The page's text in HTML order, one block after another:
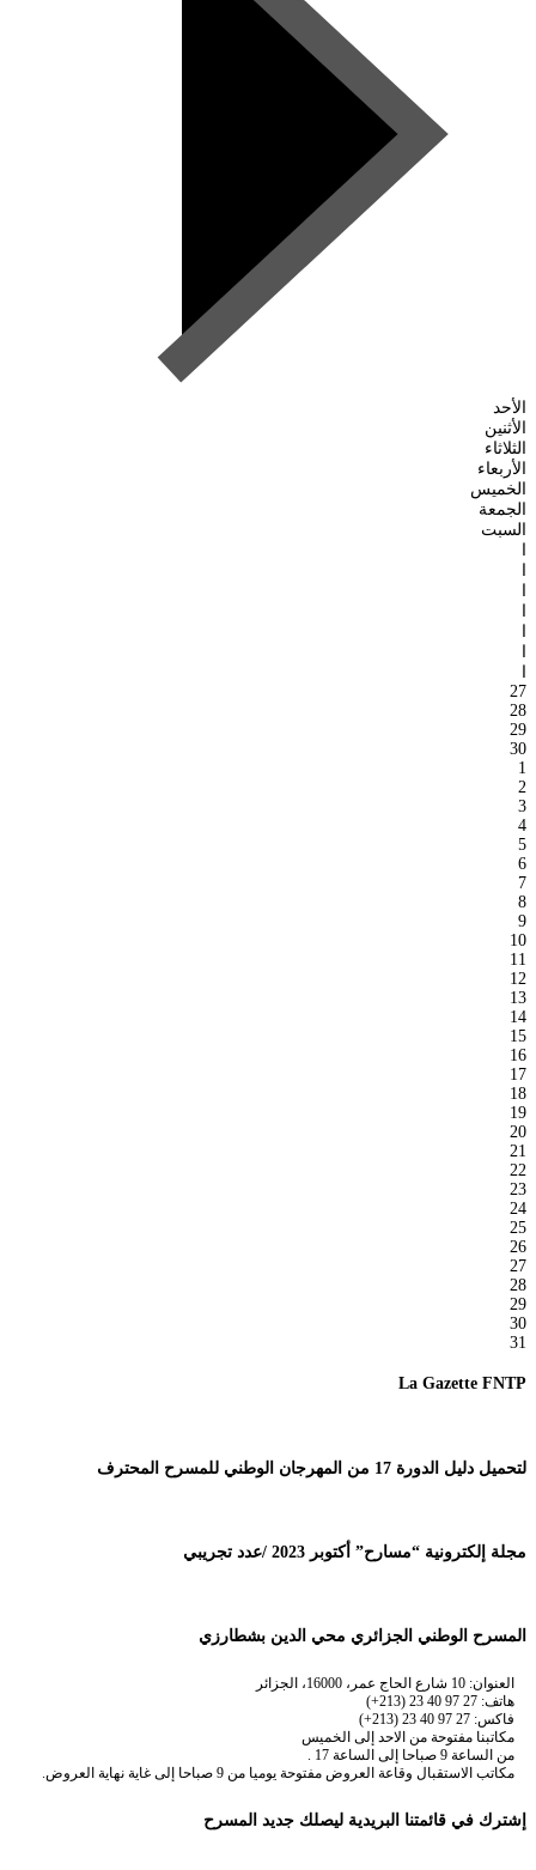
الأحد
الأثنين
الثلاثاء
الأربعاء
الخميس
الجمعة
السبت
27
28
29
30
1
2
3
4
5
6
7
8
9
10
11
12
13
14
15
16
17
18
19
20
21
22
23
24
25
26
27
28
29
30
31
La Gazette FNTP
لتحميل دليل الدورة 17 من المهرجان الوطني للمسرح المحترف
مجلة إلكترونية “مسارح” أكتوبر 2023 /عدد تجريبي
المسرح الوطني الجزائري محي الدين بشطارزي
العنوان: 10 شارع الحاج عمر، 16000، الجزائر
هاتف: 27 97 40 23 (213+)
فاكس: 27 97 40 23 (213+)
مكاتبنا مفتوحة من الاحد إلى الخميس
من الساعة 9 صباحا إلى الساعة 17 .
مكاتب الاستقبال وقاعة العروض مفتوحة يوميا من 9 صباحا إلى غاية نهاية العروض.
إشترك في قائمتنا البريدية ليصلك جديد المسرح